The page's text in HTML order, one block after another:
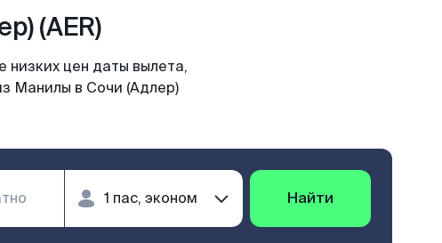
(AER)
цен даты вылета,
Манилы в Сочи (Адлер)
Найти